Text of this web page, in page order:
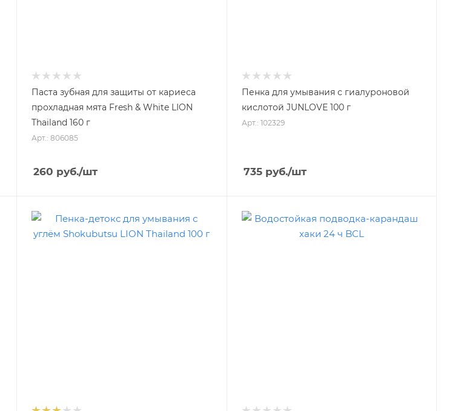
Паста зубная для защиты от кариеса
прохладная мята Fresh & White LION
Thailand 160 г
Арт.: 806085
260 руб./шт
Пенка для умывания с гиалуроновой
кислотой JUNLOVE 100 г
Арт.: 102329
735руб./шт